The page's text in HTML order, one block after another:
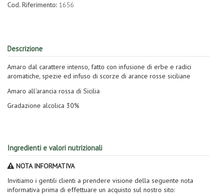
Cod. Riferimento: 1656
Descrizione
Amaro dal carattere intenso, fatto con infusione di erbe e radici
aromatiche, spezie ed infuso di scorze di arance rosse siciliane
Amaro all'arancia rossa di Sicilia
Gradazione alcolica 30%
Ingredienti e valori nutrizionali
NOTA INFORMATIVA
Invitiamo i gentili clienti a prendere visione della seguente nota
informativa prima di effettuare un acquisto sul nostro sito: